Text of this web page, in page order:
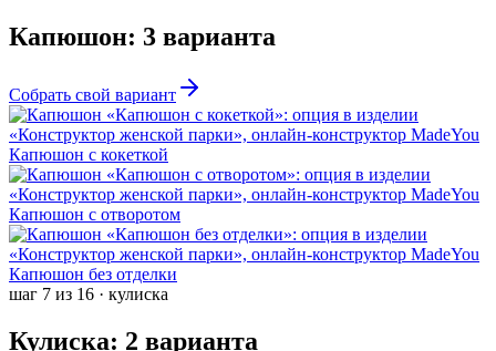
Капюшон: 3 варианта
Собрать свой вариант
Капюшон с кокеткой
Капюшон с отворотом
Капюшон без отделки
шаг 7 из 16 · кулиска
Кулиска: 2 варианта